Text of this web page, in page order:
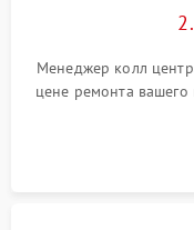
Менеджер колл
цене ремонта